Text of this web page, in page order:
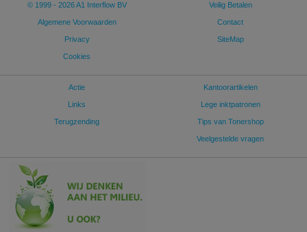
© 1999 - 2026 A1 Interflow BV
Algemene Voorwaarden
Privacy
Cookies
Veilig Betalen
Contact
SiteMap
Actie
Links
Terugzending
Kantoorartikelen
Lege inktpatronen
Tips van Tonershop
Veelgestelde vragen